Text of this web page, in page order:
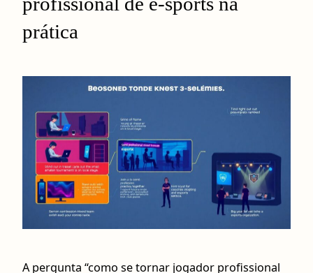
prática
A pergunta “como se tornar jogador profissional